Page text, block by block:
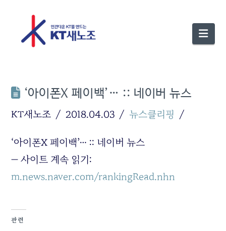
‘아이폰X 페이백’… :: 네이버 뉴스
KT새노조 2018.04.03 뉴스클리핑
‘아이폰X 페이백’… :: 네이버 뉴스
— 사이트 계속 읽기:
m.news.naver.com/rankingRead.nhn
관련